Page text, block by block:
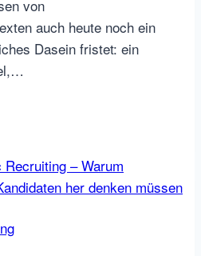
von
auch heute noch ein
Dasein fristet: ein